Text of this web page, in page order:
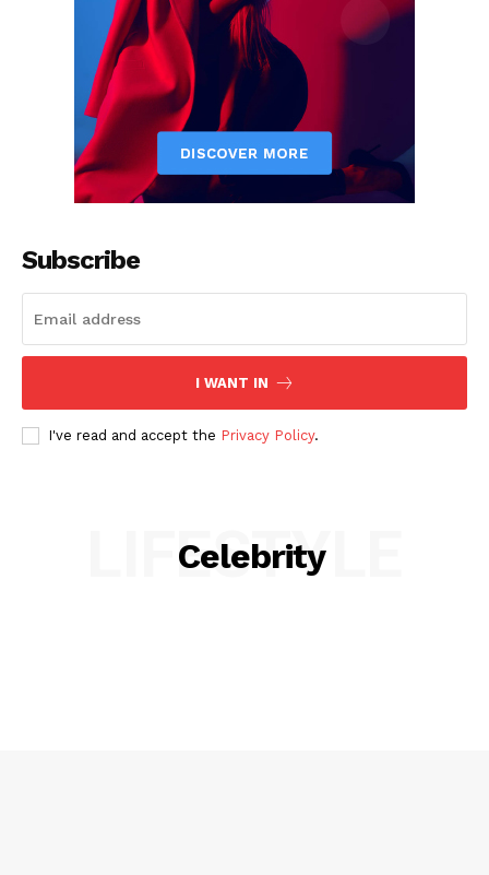
Subscribe
I WANT IN
I've read and accept the Privacy Policy.
Celebrity
LIFESTYLE